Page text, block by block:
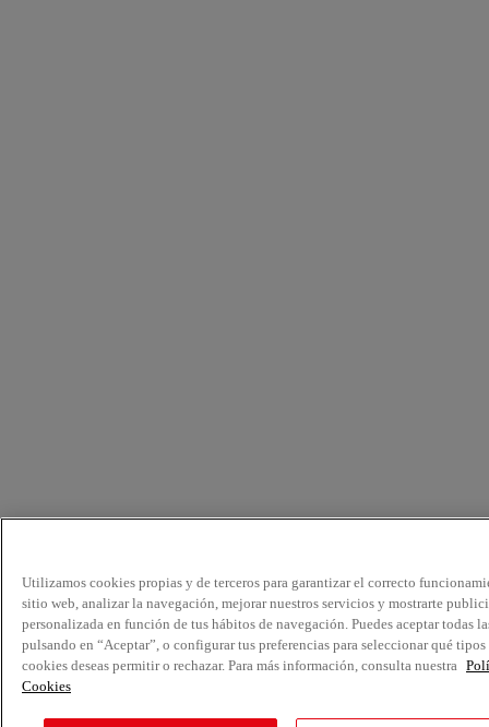
Utilizamos cookies propias y de terceros para garantizar el correcto
sitio web, analizar la navegación, mejorar nuestros servicios y mostrarte
personalizada en función de tus hábitos de navegación. Puedes aceptar todas
pulsando en “Aceptar”, o configurar tus preferencias para seleccionar qué tipos
cookies deseas permitir o rechazar. Para más información, consulta nuestra
Cookies